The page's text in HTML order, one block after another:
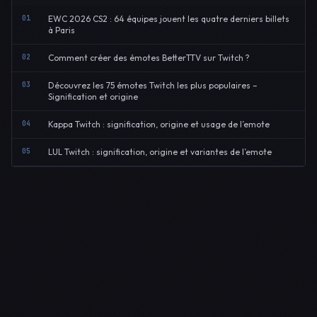
01
EWC 2026 CS2 : 64 équipes jouent les quatre derniers billets
à Paris
02 Comment créer des émotes BetterTTV sur Twitch ?
03
Découvrez les 75 émotes Twitch les plus populaires –
Signification et origine
04 Kappa Twitch : signification, origine et usage de l’emote
05 LUL Twitch : signification, origine et variantes de l’emote